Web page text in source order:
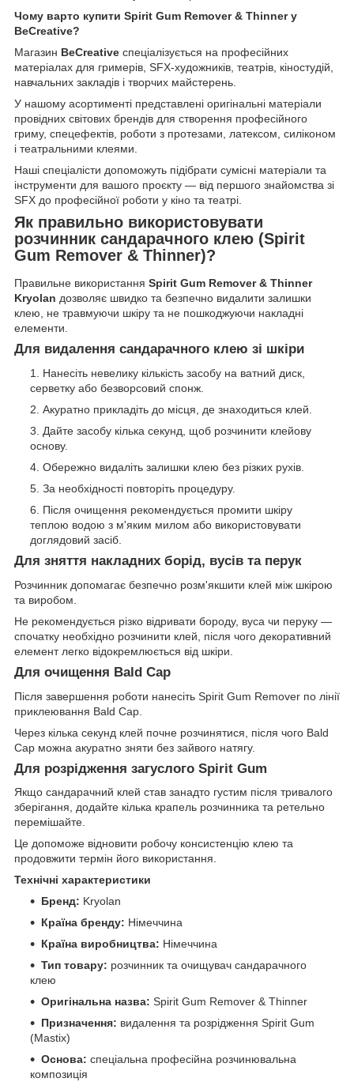
Чому варто купити Spirit Gum Remover & Thinner у
BeCreative?
Магазин BeCreative спеціалізується на професійних
матеріалах для гримерів, SFX-художників, театрів, кіностудій,
навчальних закладів і творчих майстерень.
У нашому асортименті представлені оригінальні матеріали
провідних світових брендів для створення професійного
гриму, спецефектів, роботи з протезами, латексом, силіконом
і театральними клеями.
Наші спеціалісти допоможуть підібрати сумісні матеріали та
інструменти для вашого проєкту — від першого знайомства зі
SFX до професійної роботи у кіно та театрі.
Як правильно використовувати
розчинник сандарачного клею (Spirit
Gum Remover & Thinner)?
Правильне використання Spirit Gum Remover & Thinner
Kryolan дозволяє швидко та безпечно видалити залишки
клею, не травмуючи шкіру та не пошкоджуючи накладні
елементи.
Для видалення сандарачного клею зі шкіри
Нанесіть невелику кількість засобу на ватний диск,
серветку або безворсовий спонж.
Акуратно прикладіть до місця, де знаходиться клей.
Дайте засобу кілька секунд, щоб розчинити клейову
основу.
Обережно видаліть залишки клею без різких рухів.
За необхідності повторіть процедуру.
Після очищення рекомендується промити шкіру
теплою водою з м'яким милом або використовувати
доглядовий засіб.
Для зняття накладних борід, вусів та перук
Розчинник допомагає безпечно розм'якшити клей між шкірою
та виробом.
Не рекомендується різко відривати бороду, вуса чи перуку —
спочатку необхідно розчинити клей, після чого декоративний
елемент легко відокремлюється від шкіри.
Для очищення Bald Cap
Після завершення роботи нанесіть Spirit Gum Remover по лінії
приклеювання Bald Cap.
Через кілька секунд клей почне розчинятися, після чого Bald
Cap можна акуратно зняти без зайвого натягу.
Для розрідження загуслого Spirit Gum
Якщо сандарачний клей став занадто густим після тривалого
зберігання, додайте кілька крапель розчинника та ретельно
перемішайте.
Це допоможе відновити робочу консистенцію клею та
продовжити термін його використання.
Технічні характеристики
Бренд: Kryolan
Країна бренду: Німеччина
Країна виробництва: Німеччина
Тип товару: розчинник та очищувач сандарачного
клею
Оригінальна назва: Spirit Gum Remover & Thinner
Призначення: видалення та розрідження Spirit Gum
(Mastix)
Основа: спеціальна професійна розчинювальна
композиція